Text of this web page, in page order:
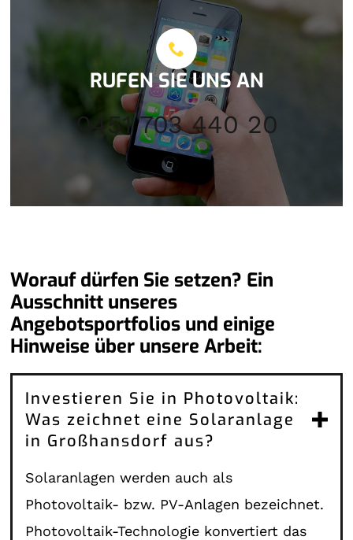
RUFEN SIE UNS AN
0451 703 440 20
Worauf dürfen Sie setzen? Ein
Ausschnitt unseres
Angebotsportfolios und einige
Hinweise über unsere Arbeit:
Investieren Sie in Photovoltaik:
Was zeichnet eine Solaranlage
in Großhansdorf aus?
Solaranlagen werden auch als
Photovoltaik- bzw. PV-Anlagen bezeichnet.
Photovoltaik-Technologie konvertiert das